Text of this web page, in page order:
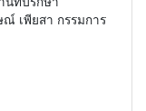
เพียสา กรรมการ